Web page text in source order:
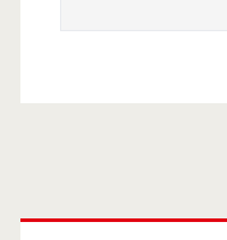
Primary